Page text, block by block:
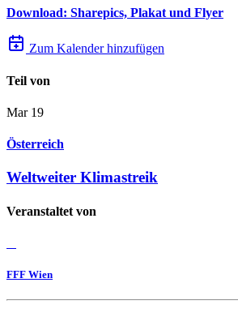
Download: Sharepics, Plakat und Flyer
Zum Kalender hinzufügen
Teil von
Mar 19
Österreich
Weltweiter Klimastreik
Veranstaltet von
FFF Wien